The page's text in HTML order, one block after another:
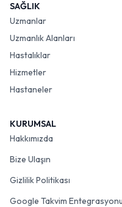
SAĞLIK
Uzmanlar
Uzmanlık Alanları
Hastalıklar
Hizmetler
Hastaneler
KURUMSAL
Hakkımızda
Bize Ulaşın
Gizlilik Politikası
Google Takvim Entegrasyonu